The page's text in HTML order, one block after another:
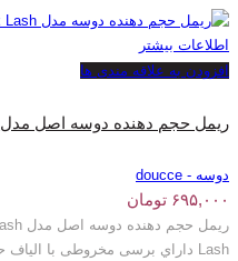
اطلاعات بیشتر
افزودن به علاقه مندی ها
ریمل حجم دهنده دوسه اصل مدل MAX LASH
دوسه - doucce
۶۹۵,۰۰۰ تومان
Lash داراي برسی مخروطی با الیاف حجم‌دهنده دارد. این محصول برای...